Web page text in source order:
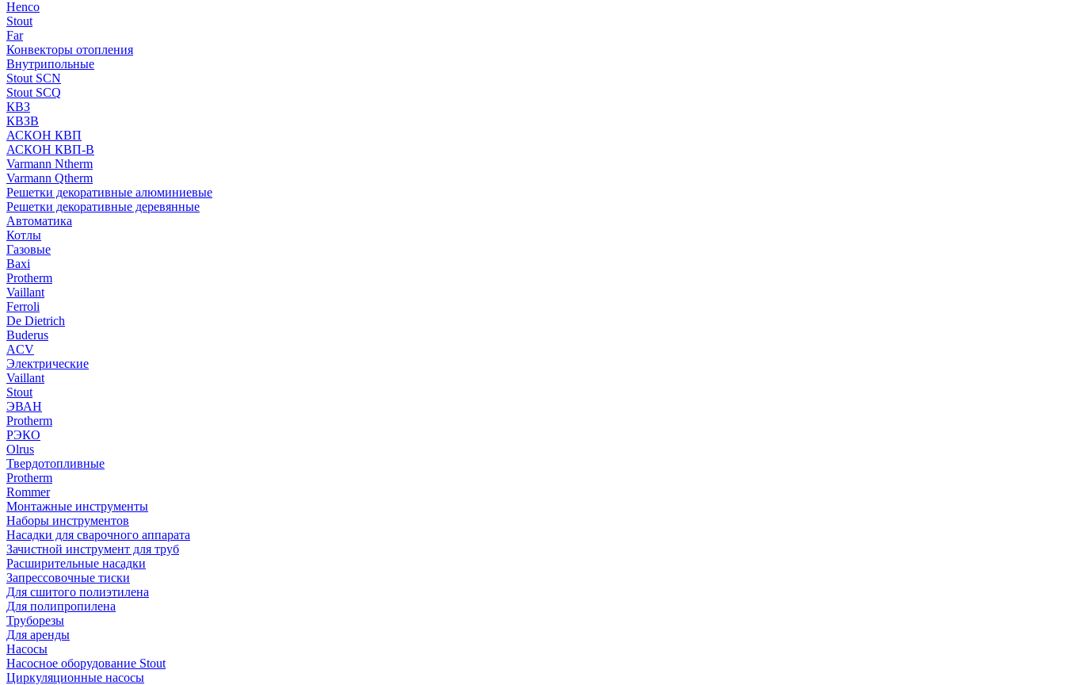
Henco
Stout
Far
Конвекторы отопления
Внутрипольные
Stout SCN
Stout SCQ
КВЗ
КВЗВ
АСКОН КВП
АСКОН КВП-В
Varmann Ntherm
Varmann Qtherm
Решетки декоративные алюминиевые
Решетки декоративные деревянные
Автоматика
Котлы
Газовые
Baxi
Protherm
Vaillant
Ferroli
De Dietrich
Buderus
ACV
Электрические
Vaillant
Stout
ЭВАН
Protherm
РЭКО
Olrus
Твердотопливные
Protherm
Rommer
Монтажные инструменты
Наборы инструментов
Насадки для сварочного аппарата
Зачистной инструмент для труб
Расширительные насадки
Запрессовочные тиски
Для сшитого полиэтилена
Для полипропилена
Труборезы
Для аренды
Насосы
Насосное оборудование Stout
Циркуляционные насосы